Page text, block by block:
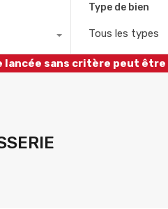
Type de bien
Tous les types
lancée sans critère peut